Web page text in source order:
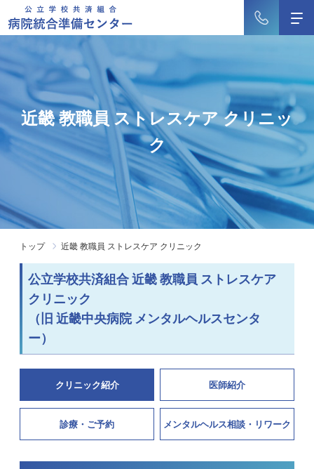
近畿 教職員 ストレスケア クリニッ
ク
トップ 近畿 教職員 ストレスケア クリニック
公立学校共済組合 近畿 教職員 ストレスケア
クリニック
（旧 近畿中央病院 メンタルヘルスセンタ
ー）
クリニック紹介 医師紹介
診療・ご予約 メンタルヘルス相談・リワーク